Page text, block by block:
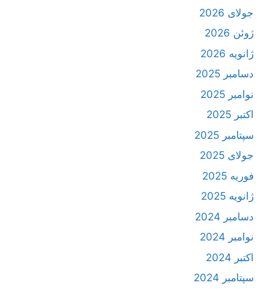
جولای 2026
ژوئن 2026
ژانویه 2026
دسامبر 2025
نوامبر 2025
اکتبر 2025
سپتامبر 2025
جولای 2025
فوریه 2025
ژانویه 2025
دسامبر 2024
نوامبر 2024
اکتبر 2024
سپتامبر 2024